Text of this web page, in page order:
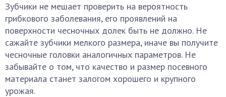
Зубчики не мешает проверить на вероятность
грибкового заболевания, его проявлений на
поверхности чесночных долек быть не должно. Не
сажайте зубчики мелкого размера, иначе вы получите
чесночные головки аналогичных параметров. Не
забывайте о том, что качество и размер посевного
материала станет залогом хорошего и крупного
урожая.